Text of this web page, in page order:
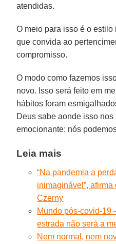
atendidas.
O meio para isso é o estilo
que convida ao
compromisso.
O modo como fazemos
novo. Isso será feito em
hábitos foram
Deus sabe aonde isso
emocionante: nós
Leia mais
“Na pandemia a
inimaginável”,
Czerny
Mundo pós-covid-19
estrada não será a
Nem normal, nem